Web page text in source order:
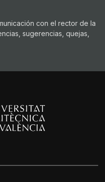
con el rector de la
sugerencias, quejas,